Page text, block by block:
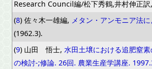
Research Council編/松下秀鶴,井村伸正
(8) 佐々木一雄編, メタン・アンモニア法
(1962.3).
(9) 山田 悟士, 水田土壌における追肥窒
の検討-;修論. 26回. 農業生産学講座.